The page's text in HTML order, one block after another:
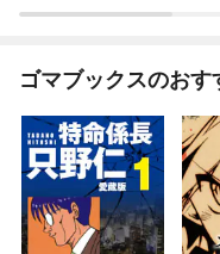
ゴマブックスのおす